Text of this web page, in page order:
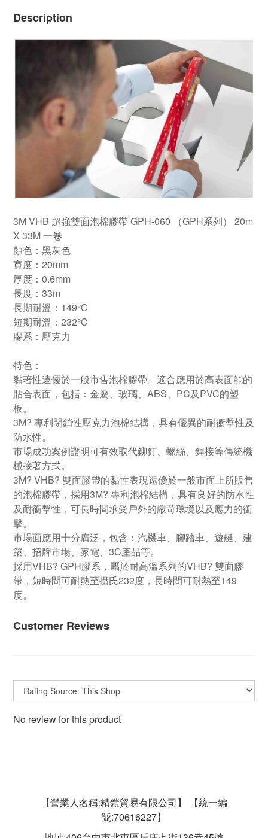
Description
3M VHB 超強雙面泡棉膠帶 GPH-060 （GPH系列） 20m
X 33M 一卷
顏色：黑灰色
寛度：20mm
厚度：0.6mm
長度：33m
長期耐溫：149℃
短期耐溫：232℃
膠系：壓克力
特色：
黏著性遠優於一般市售泡棉膠帶。適合應用於高表面能的
貼合表面，包括：金屬、玻璃、ABS、PC及PVC的塑
板。
3M? 專利閉鎖性壓克力泡棉結構，具有優異的耐衝擊性及
防水性。
市場成功案例證明可有效取代鉚釘、螺絲、銲接等傳統機
械接著方式。
3M? VHB? 雙面膠帶的黏性表現遠優於一般市面上所販售
的泡棉膠帶，採用3M? 專利泡棉結構，具有良好的防水性
及耐衝擊性，可長時間承受戶外的嚴苛環境以及應力的衝
擊。
市場面應用十分廣泛，包含：汽機車、腳踏車、遊艇、建
築、招牌市場、家電、3C產品等。
採用VHB? GPH膠系，屬於耐高溫系列的VHB? 雙面膠
帶，短時間可耐熱至攝氏232度，長時間可耐熱至149
度。
Customer Reviews
No review for this product
【營業人名稱:精鎧貿易有限公司】 【統一編
號:70616227】